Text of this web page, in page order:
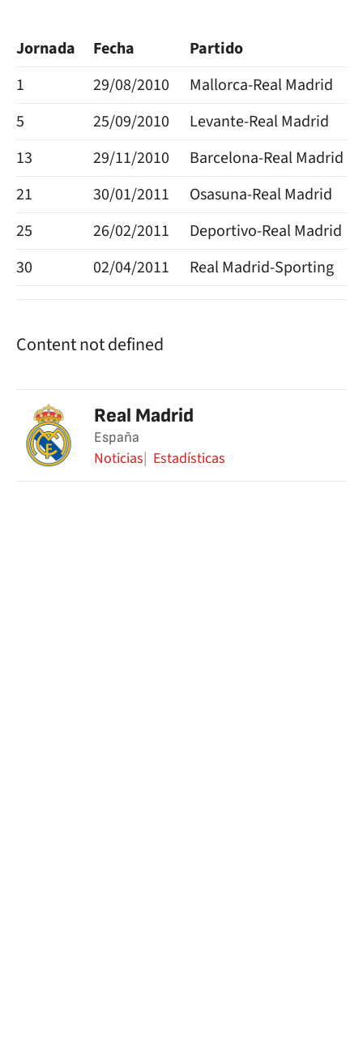
Jornada Fecha
Partido
1
29/08/2010
Mallorca-Real Madrid
5
25/09/2010
Levante-Real Madrid
13
29/11/2010
Barcelona-Real Madrid
21
30/01/2011
Osasuna-Real Madrid
25
26/02/2011
Deportivo-Real Madrid
30
02/04/2011 Real Madrid-Sporting
Content not defined
Real Madrid
España
Noticias Estadísticas